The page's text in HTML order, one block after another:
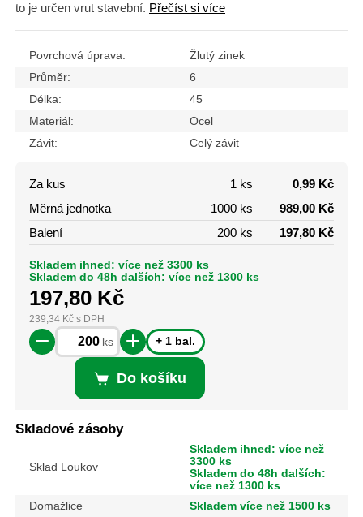
to je určen vrut stavební. Přečíst si více
Povrchová úprava:
Žlutý zinek
Průměr:
6
Délka:
45
Materiál:
Ocel
Závit:
Celý závit
Za kus 1 ks
0,99 Kč
Měrná jednotka
1000 ks
989,00 Kč
Balení
200 ks 197,80 Kč
Skladem ihned: více než 3300 ks
Skladem do 48h dalších: více než 1300 ks
197,80 Kč
239,34 Kčs DPH
ks + 1 bal.
Do košíku
Skladové zásoby
Sklad Loukov
Skladem ihned: více než
3300 ks
Skladem do 48h dalších:
více než 1300 ks
Domažlice
Skladem více než 1500 ks